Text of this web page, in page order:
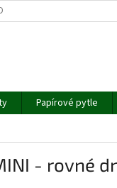
Papírové pytle
- rovné